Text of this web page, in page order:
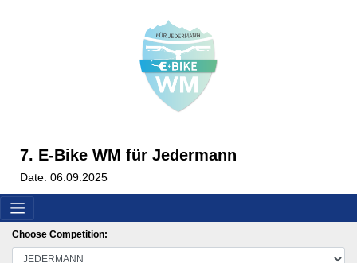
7. E-Bike WM für Jedermann
Date: 06.09.2025
Choose Competition: